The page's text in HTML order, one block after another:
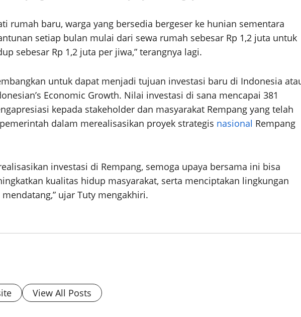
rumah baru, warga yang bersedia bergeser ke hunian sementara
setiap bulan mulai dari sewa rumah sebesar Rp 1,2 juta untuk
sebesar Rp 1,2 juta per jiwa,” terangnya lagi.
untuk dapat menjadi tujuan investasi baru di Indonesia
Economic Growth. Nilai investasi di sana mencapai 381
kepada stakeholder dan masyarakat Rempang yang telah
dalam merealisasikan proyek strategis nasional Rempang
investasi di Rempang, semoga upaya bersama ini bisa
kualitas hidup masyarakat, serta menciptakan lingkungan
ujar Tuty mengakhiri.
View All Posts